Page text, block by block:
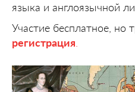
языка и англоязычной
Участие бесплатное, но
регистрация